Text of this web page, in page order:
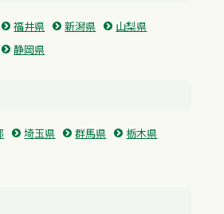
福井県 新潟県
山梨県
静岡県
埼玉県 群馬県
栃木県